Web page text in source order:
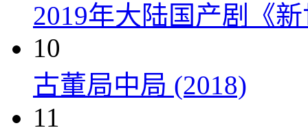
2019年大陆国产剧《
10
古董局中局 (2018)
11